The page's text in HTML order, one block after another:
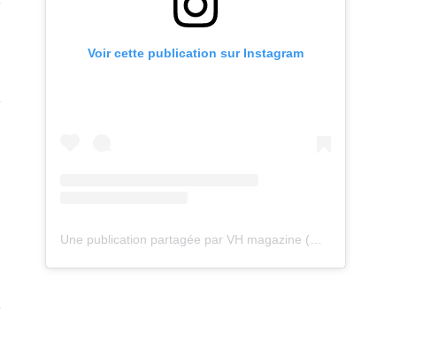
Voir cette publication sur Instagram